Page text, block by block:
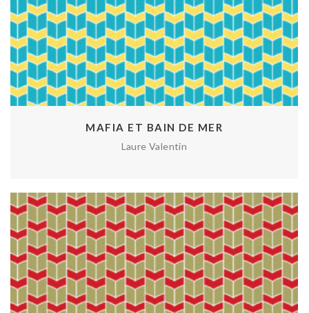
MAFIA ET BAIN DE MER
Laure Valentin